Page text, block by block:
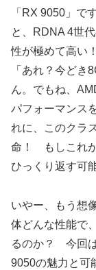
「RX 9050」
と、RDNA 4世
性が極めて高い
「あれ？今どき
ん。でもね、
パフォーマンス
れに、このクラ
命！ もしこれ
ひっくり返す可
いやー、もう想
体どんな性能で
るのか？ 今回
9050の魅力と可